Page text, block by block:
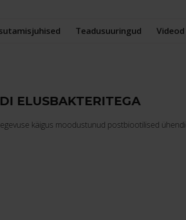
Teadusuuringud Videod
ELUSBAKTERITEGA
käigus moodustunud postbiootilised